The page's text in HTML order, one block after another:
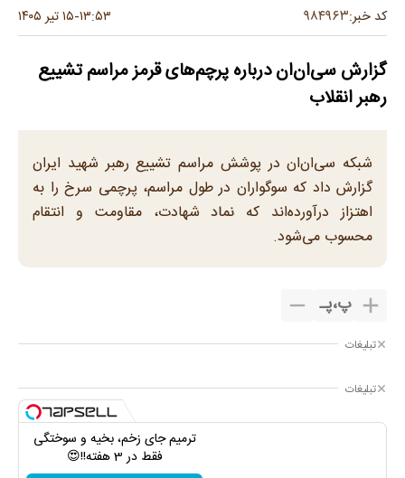
کد خبر:۹۸۴۹۶۳ ۱۳:۵۳-۱۵ تیر ۱۴۰۵
گزارش سی‌ان‌ان درباره پرچم‌های قرمز مراسم تشییع
رهبر انقلاب
شبکه سی‌ان‌ان در پوشش مراسم تشییع رهبر شهید ایران
گزارش داد که سوگواران در طول مراسم، پرچمی سرخ را به
اهتزاز درآورده‌اند که نماد شهادت، مقاومت و انتقام
محسوب می‌شود.
پ،پـ
تبلیغات
تبلیغات
ترمیم جای زخم، بخیه و سوختگی
فقط در 3 هفته!!😍